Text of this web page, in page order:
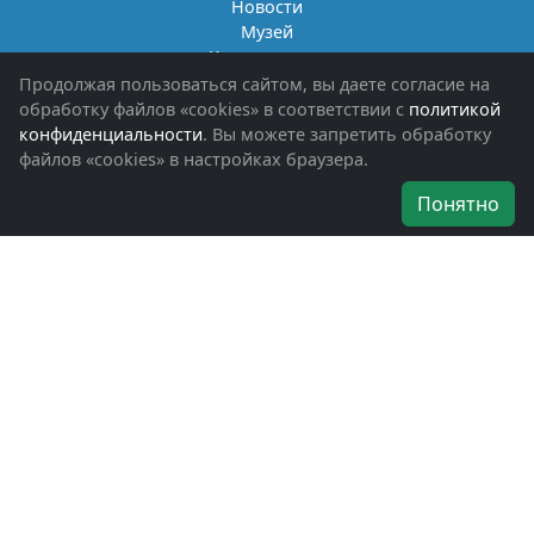
Новости
Музей
Книги памяти
Фотоальбомы
Обращения граждан
Помощь участникам СВО и их семьям
Об организации
Наши награды
Продолжая пользоваться сайтом, вы даете согласие на
обработку файлов «cookies» в соответствии с политикой
конфиденциальности. Вы можете запретить обработку
файлов «cookies» в настройках браузера.
Понятно